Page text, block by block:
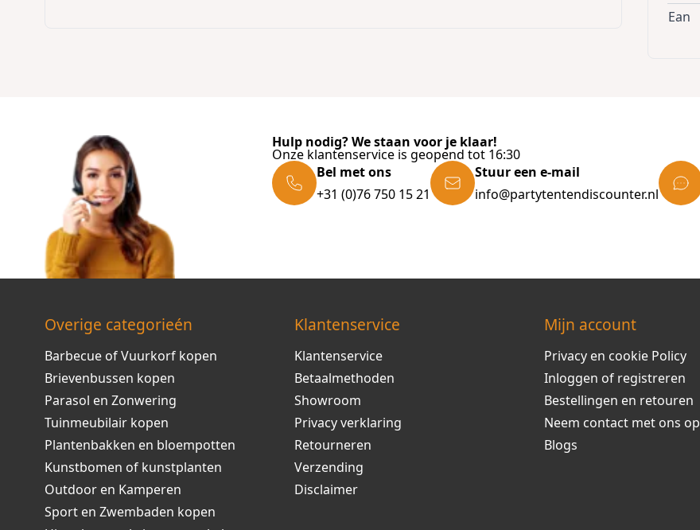
Ean
Hulp nodig? We staan voor je klaar!
Onze klantenservice is geopend tot 16:30
Bel met ons
+31 (0)76 750 15 21
Stuur een e-mail
info@partytentendiscounter.nl
Overige categorieén
Barbecue of Vuurkorf kopen
Brievenbussen kopen
Parasol en Zonwering
Tuinmeubilair kopen
Plantenbakken en bloempotten
Kunstbomen of kunstplanten
Outdoor en Kamperen
Sport en Zwembaden kopen
Klantenservice
Klantenservice
Betaalmethoden
Showroom
Privacy verklaring
Retourneren
Verzending
Disclaimer
Mijn account
Privacy en cookie Policy
Inloggen of registreren
Bestellingen en retouren
Neem contact met ons op
Blogs